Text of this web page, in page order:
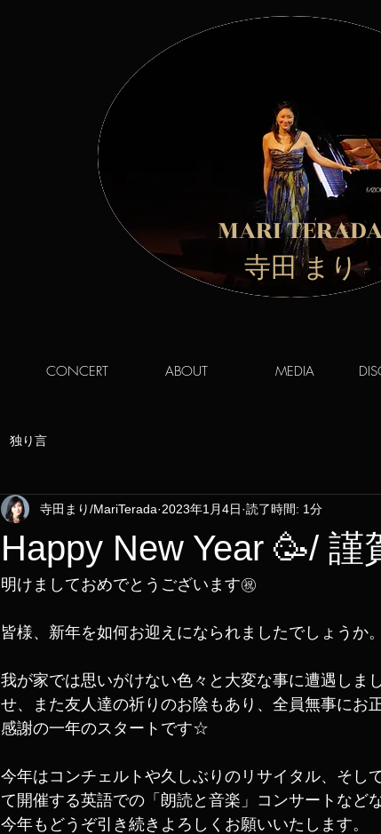
MARI
​ 寺田 まり
CONCERT ABOUT MEDIA
独り言
Happy New Year 🥳/ 謹
寺田まり/MariTerada 2023年1月4日 読了時間: 1分
明けましておめでとうございます㊗️
皆様、新年を如何お迎えになられましたでしょうか。
我が家では思いがけない色々と大変な事に遭遇しま
せ、また友人達の祈りのお陰もあり、全員無事にお
感謝の一年のスタートです☆
今年はコンチェルトや久しぶりのリサイタル、そし
て開催する英語での「朗読と音楽」コンサートなど
今年もどうぞ引き続きよろしくお願いいたします。